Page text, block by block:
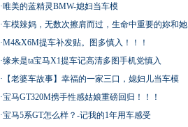
·唯美的蓝精灵BMW-媳妇当车模
·车模辣妈，无数次擦肩而过，生命中重要的妳和她
·M4&X6M提车补发贴。图多慎入！！！
·缘来是ta宝马X1提车记高清多图手机党慎入
· 【老婆车故事】幸福的一家三口，媳妇儿当车模
·宝马GT320M携手性感姑娘重磅回归！！！
·宝马5系GT怎么样？-记我的1年用车感受